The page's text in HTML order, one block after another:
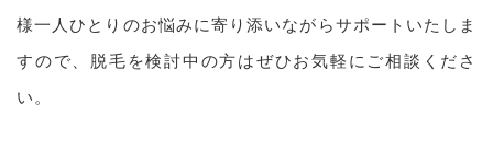
様一人ひとりのお悩みに寄り添いながらサポートいたしま
すので、脱毛を検討中の方はぜひお気軽にご相談くださ
い。